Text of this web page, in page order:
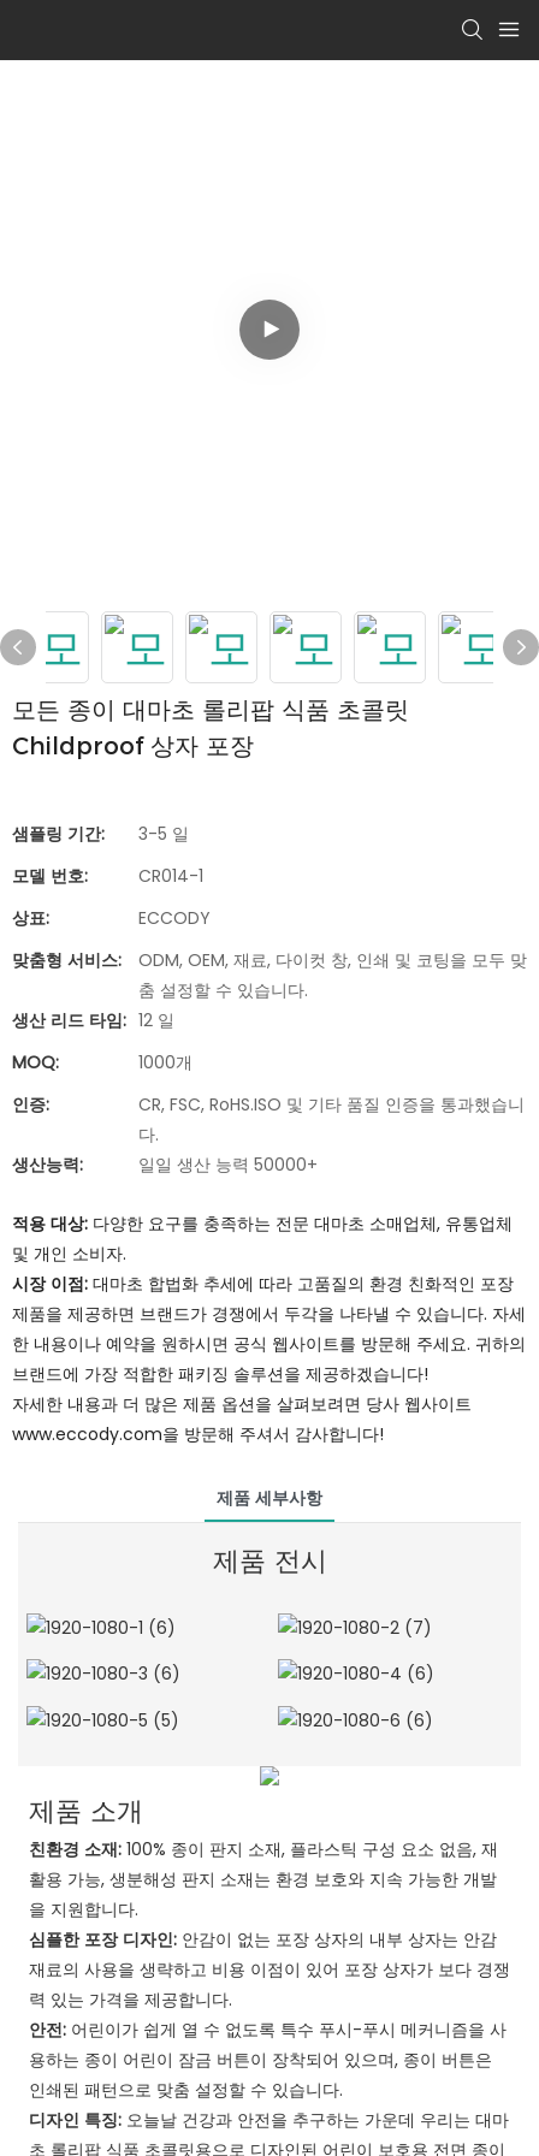
모든 종이 대마초 롤리팝 식품 초콜릿
Childproof 상자 포장
적용 대상: 다양한 요구를 충족하는 전문 대마초 소매업체, 유통업체
및 개인 소비자.
시장 이점: 대마초 합법화 추세에 따라 고품질의 환경 친화적인 포장
제품을 제공하면 브랜드가 경쟁에서 두각을 나타낼 수 있습니다. 자세
한 내용이나 예약을 원하시면 공식 웹사이트를 방문해 주세요. 귀하의
브랜드에 가장 적합한 패키징 솔루션을 제공하겠습니다!
자세한 내용과 더 많은 제품 옵션을 살펴보려면 당사 웹사이트
www.eccody.com을 방문해 주셔서 감사합니다!
샘플링 기간:
3-5 일
모델 번호:
CR014-1
상표:
ECCODY
맞춤형 서비스:
ODM, OEM, 재료, 다이컷 창, 인쇄 및 코팅을 모두 맞
춤 설정할 수 있습니다.
생산 리드 타임: 12 일
MOQ:
1000개
인증:
CR, FSC, RoHS.ISO 및 기타 품질 인증을 통과했습니
다.
생산능력:
일일 생산 능력 50000+
제품 세부사항
제품 전시
제품 소개
친환경 소재: 100% 종이 판지 소재, 플라스틱 구성 요소 없음, 재
활용 가능, 생분해성 판지 소재는 환경 보호와 지속 가능한 개발
을 지원합니다.
심플한 포장 디자인: 안감이 없는 포장 상자의 내부 상자는 안감
재료의 사용을 생략하고 비용 이점이 있어 포장 상자가 보다 경쟁
력 있는 가격을 제공합니다.
안전: 어린이가 쉽게 열 수 없도록 특수 푸시-푸시 메커니즘을 사
용하는 종이 어린이 잠금 버튼이 장착되어 있으며, 종이 버튼은
인쇄된 패턴으로 맞춤 설정할 수 있습니다.
디자인 특징: 오늘날 건강과 안전을 추구하는 가운데 우리는 대마
초 롤리팝 식품 초콜릿용으로 디자인된 어린이 보호용 전면 종이